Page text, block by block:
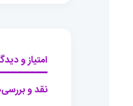
امتیاز و
نقد و